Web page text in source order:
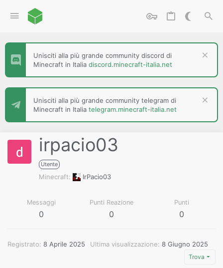
Unisciti alla più grande community discord di
Minecraft in Italia discord.minecraft-italia.net
Unisciti alla più grande community telegram di
Minecraft in Italia telegram.minecraft-italia.net
irpacio03
Utente
Minecraft IrPacio03
Messaggi
0
Punti Reazione
0
Punti
0
Registrato 8 Aprile 2025 Ultima visualizzazione 8 Giugno 2025
Trova